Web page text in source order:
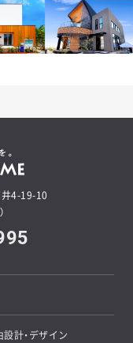
4-19-10
計・デザイン